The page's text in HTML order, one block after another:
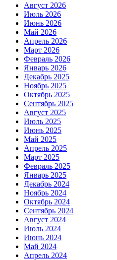
Август 2026
Июль 2026
Июнь 2026
Май 2026
Апрель 2026
Март 2026
Февраль 2026
Январь 2026
Декабрь 2025
Ноябрь 2025
Октябрь 2025
Сентябрь 2025
Август 2025
Июль 2025
Июнь 2025
Май 2025
Апрель 2025
Март 2025
Февраль 2025
Январь 2025
Декабрь 2024
Ноябрь 2024
Октябрь 2024
Сентябрь 2024
Август 2024
Июль 2024
Июнь 2024
Май 2024
Апрель 2024